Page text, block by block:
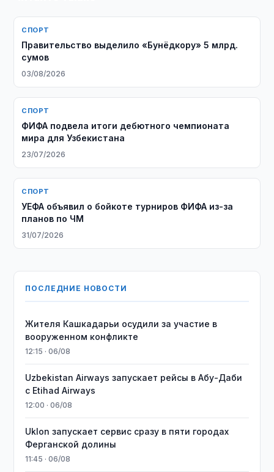
СПОРТ
Правительство выделило «Бунёдкору» 5 млрд.
сумов
03/08/2026
СПОРТ
ФИФА подвела итоги дебютного чемпионата
мира для Узбекистана
23/07/2026
СПОРТ
УЕФА объявил о бойкоте турниров ФИФА из-за
планов по ЧМ
31/07/2026
ПОСЛЕДНИЕ НОВОСТИ
Жителя Кашкадарьи осудили за участие в
вооруженном конфликте
12:15 · 06/08
Uzbekistan Airways запускает рейсы в Абу-Даби
с Etihad Airways
12:00 · 06/08
Uklon запускает сервис сразу в пяти городах
Ферганской долины
11:45 · 06/08